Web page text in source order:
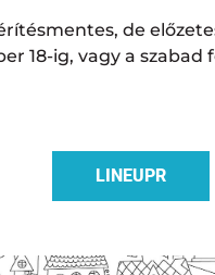
de
18-ig, vagy a
LINEUPR